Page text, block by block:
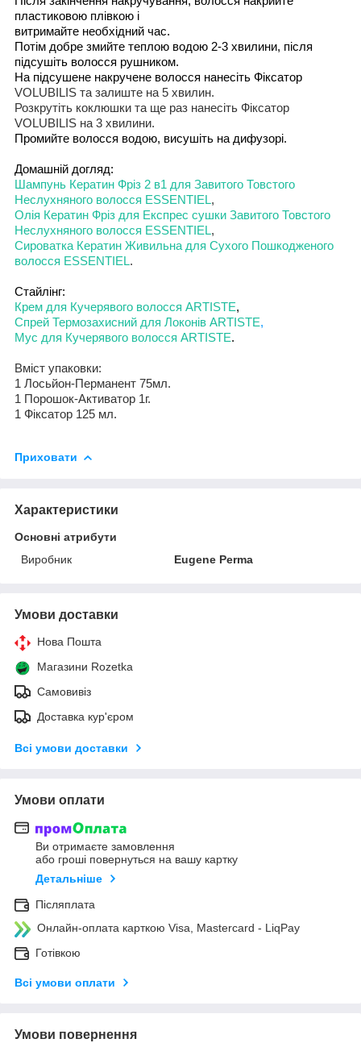
пластиковою плівкою і
витримайте необхідний час.
Потім добре змийте теплою водою 2-3 хвилини, після
підсушіть волосся рушником.
На підсушене накручене волосся нанесіть Фіксатор
VOLUBILIS та залиште на 5 хвилин.
Розкрутіть коклюшки та ще раз нанесіть Фіксатор
VOLUBILIS на 3 хвилини.
Промийте волосся водою, висушіть на дифузорі.
Домашній догляд:
Шампунь Кератин Фріз 2 в1 для Завитого Товстого
Неслухняного волосся ESSENTIEL,
Олія Кератин Фріз для Експрес сушки Завитого Товстого
Неслухняного волосся ESSENTIEL,
Сироватка Кератин Живильна для Сухого Пошкодженого
волосся ESSENTIEL.
Стайлінг:
Крем для Кучерявого волосся ARTISTE,
Спрей Термозахисний для Локонів ARTISTE,
Мус для Кучерявого волосся ARTISTE.
Вміст упаковки:
1 Лосьйон-Перманент 75мл.
1 Порошок-Активатор 1г.
1 Фіксатор 125 мл.
Приховати
Характеристики
Основні атрибути
Виробник
Eugene Perma
Умови доставки
Нова Пошта
Магазини Rozetka
Самовивіз
Доставка кур'єром
Всі умови доставки
Умови оплати
Ви отримаєте замовлення
або гроші повернуться на вашу картку
Детальніше
Післяплата
Онлайн-оплата карткою Visa, Mastercard - LiqPay
Готівкою
Всі умови оплати
Умови повернення